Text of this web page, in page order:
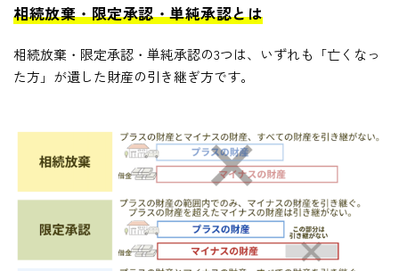
相続放棄・限定承認・単純承認とは
相続放棄・限定承認・単純承認の3つは、いずれも「亡くなっ
た方」が遺した財産の引き継ぎ方です。